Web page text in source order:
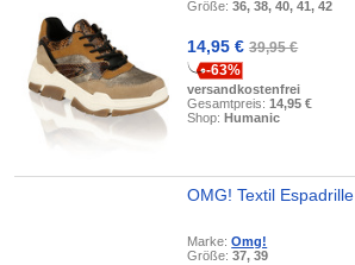
Größe:36, 38, 40, 41, 42
14,95 €39,95 €
-63%
versandkostenfrei
Gesamtpreis:14,95 €
Shop:Humanic
OMG! Textil Espadrille
Marke:Omg!
Größe:37, 39